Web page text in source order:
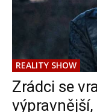
REALITY SHOW
Zrádci se